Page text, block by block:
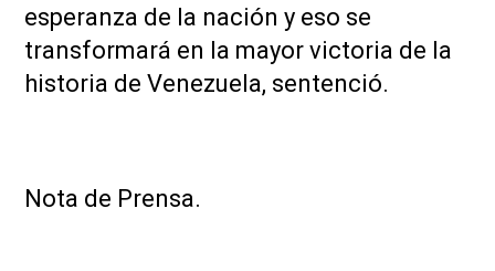
esperanza de la nación y eso se
transformará en la mayor victoria de la
historia de Venezuela, sentenció.
Nota de Prensa.